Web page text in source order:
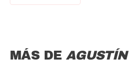
MÁS DE AGUSTÍN